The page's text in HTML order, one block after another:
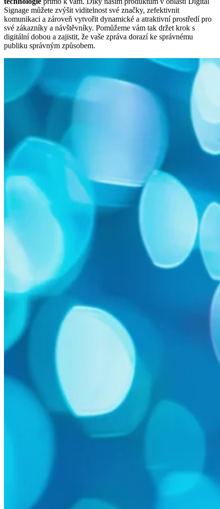
Signage můžete zvýšit viditelnost své značky, zefektivnit
komunikaci a zároveň vytvořit dynamické a atraktivní prostředí pro
své zákazníky a návštěvníky. Pomůžeme vám tak držet krok s
digitální dobou a zajistit, že vaše zpráva dorazí ke správnému
publiku správným způsobem.